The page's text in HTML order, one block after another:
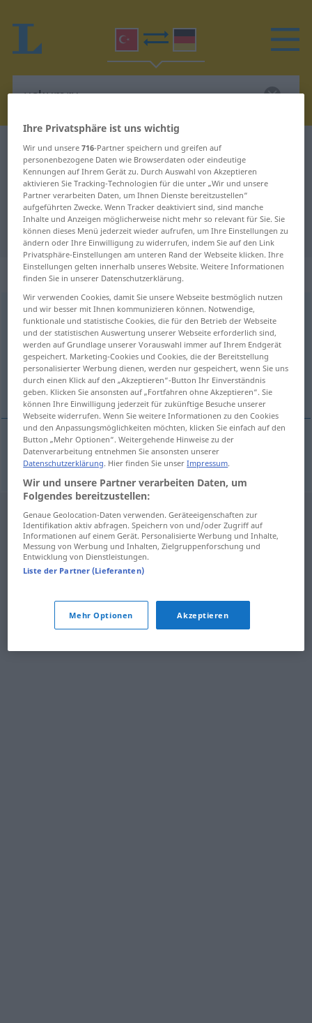
Türkisch-Deutsch Wörterbuch uskumru
Türkisch-Deutsch Übersetzung für
"uskumru"
"uskumru" Deutsch Übersetzung
„uskumru“
uskumru
Übersicht aller Übersetzungen
(Für mehr Details die Übersetzung anklicken/antippen)
Makrele
Makrele F uskumru
Ihre Privatsphäre ist uns wichtig
Wir und unsere716-Partner speichern und greifen auf
personenbezogene Daten wie Browserdaten oder eindeutige
Kennungen auf Ihrem Gerät zu. Durch Auswahl von Akzeptieren
aktivieren Sie Tracking-Technologien für die unter „Wir und unsere
Partner verarbeiten Daten, um Ihnen Dienste bereitzustellen“
aufgeführten Zwecke. Wenn Tracker deaktiviert sind, sind manche
Inhalte und Anzeigen möglicherweise nicht mehr so relevant für Sie. Sie
können dieses Menü jederzeit wieder aufrufen, um Ihre Einstellungen zu
ändern oder Ihre Einwilligung zu widerrufen, indem Sie auf den Link
Privatsphäre-Einstellungen am unteren Rand der Webseite klicken. Ihre
Einstellungen gelten innerhalb unseres Website. Weitere Informationen
finden Sie in unserer Datenschutzerklärung.
Wir verwenden Cookies, damit Sie unsere Webseite bestmöglich nutzen
und wir besser mit Ihnen kommunizieren können. Notwendige,
funktionale und statistische Cookies, die für den Betrieb der Webseite
und der statistischen Auswertung unserer Webseite erforderlich sind,
werden auf Grundlage unserer Vorauswahl immer auf Ihrem Endgerät
gespeichert. Marketing-Cookies und Cookies, die der Bereitstellung
personalisierter Werbung dienen, werden nur gespeichert, wenn Sie uns
durch einen Klick auf den „Akzeptieren“-Button Ihr Einverständnis
geben. Klicken Sie ansonsten auf „Fortfahren ohne Akzeptieren“. Sie
können Ihre Einwilligung jederzeit für zukünftige Besuche unserer
Webseite widerrufen. Wenn Sie weitere Informationen zu den Cookies
und den Anpassungsmöglichkeiten möchten, klicken Sie einfach auf den
Button „Mehr Optionen“. Weitergehende Hinweise zu der
Datenverarbeitung entnehmen Sie ansonsten unserer
Datenschutzerklärung. Hier finden Sie unserImpressum.
Wir und unsere Partner verarbeiten Daten, um
Folgendes bereitzustellen:
Genaue Geolocation-Daten verwenden. Geräteeigenschaften zur
Identifikation aktiv abfragen. Speichern von und/oder Zugriff auf
Informationen auf einem Gerät. Personalisierte Werbung und Inhalte,
Messung von Werbung und Inhalten, Zielgruppenforschung und
Entwicklung von Dienstleistungen.
Liste der Partner (Lieferanten)
Mehr Optionen Akzeptieren